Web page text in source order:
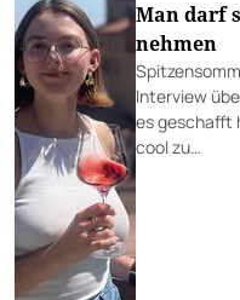
Man darf
nehmen
Interview
es geschafft
cool zu…